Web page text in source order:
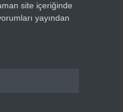
site içeriğinde
yayından